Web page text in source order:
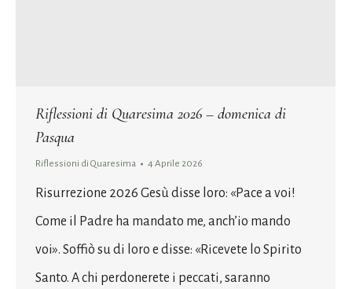
Riflessioni di Quaresima 2026 – domenica di
Pasqua
Riflessioni di Quaresima 4 Aprile 2026
Risurrezione 2026 Gesù disse loro: «Pace a voi!
Come il Padre ha mandato me, anch’io mando
voi». Soffiò su di loro e disse: «Ricevete lo Spirito
Santo. A chi perdonerete i peccati, saranno